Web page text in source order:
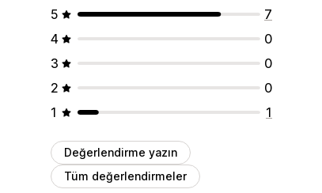
5
7
4
0
3
0
2
0
1
1
Değerlendirme yazın
Tüm değerlendirmeler